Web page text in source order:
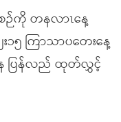
ကို တနလာၤနေ့
၁၅ ကြာသာပတေးနေ့
ေ ပြန်လည် ထုတ်လွှင့်